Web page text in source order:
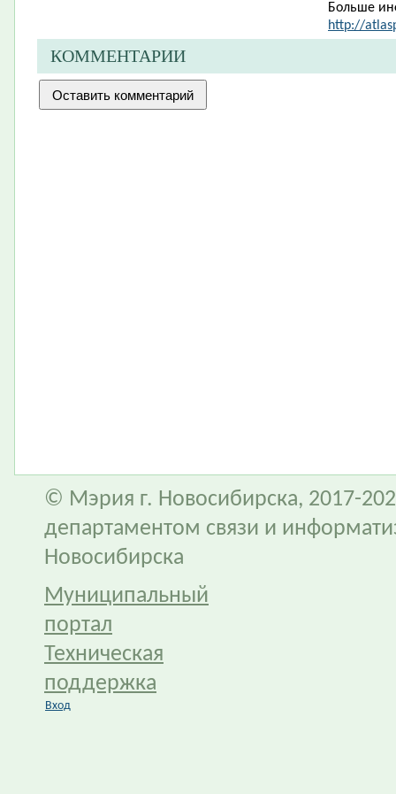
Больше
http://
КОММЕНТАРИИ
© Мэрия г. Новосибирска, 2017-
департаментом связи и
Новосибирска
Муниципальный
портал
Техническая
поддержка
Вход